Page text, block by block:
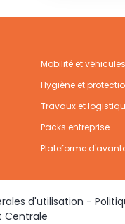
Mobilité et véhicules
Hygiène et
Travaux et
Packs entreprise
Plateforme
d'utilisation -
Centrale